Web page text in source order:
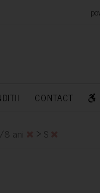
by
CONTACT
8 ani > S